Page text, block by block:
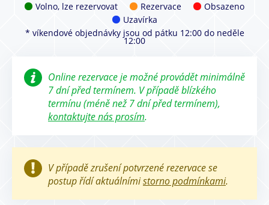
Volno, lze rezervovat Rezervace
Obsazeno
Uzavírka
* víkendové objednávky jsou od pátku 12:00 do neděle
12:00
Online rezervace je možné provádět minimálně
7 dní před termínem. V případě blízkého
termínu (méně než 7 dní před termínem),
kontaktujte nás prosím.
V případě zrušení potvrzené rezervace se
postup řídí aktuálnímistorno podmínkami.